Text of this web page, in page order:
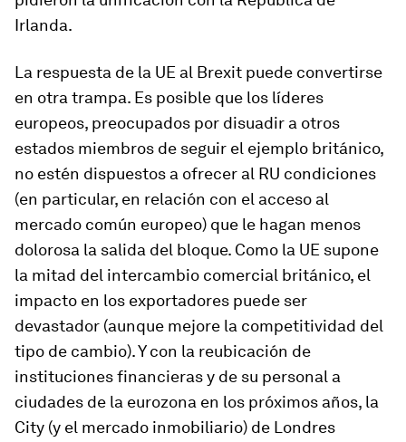
Irlanda.
La respuesta de la UE al Brexit puede convertirse
en otra trampa. Es posible que los líderes
europeos, preocupados por disuadir a otros
estados miembros de seguir el ejemplo británico,
no estén dispuestos a ofrecer al RU condiciones
(en particular, en relación con el acceso al
mercado común europeo) que le hagan menos
dolorosa la salida del bloque. Como la UE supone
la mitad del intercambio comercial británico, el
impacto en los exportadores puede ser
devastador (aunque mejore la competitividad del
tipo de cambio). Y con la reubicación de
instituciones financieras y de su personal a
ciudades de la eurozona en los próximos años, la
City (y el mercado inmobiliario) de Londres